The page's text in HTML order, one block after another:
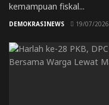
kemampuan fiskal...
DEMOKRASINEWS 19/07/2026